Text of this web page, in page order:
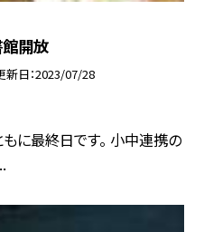
館開放
新日 2023/07/28
に最終日です。 小中連携の